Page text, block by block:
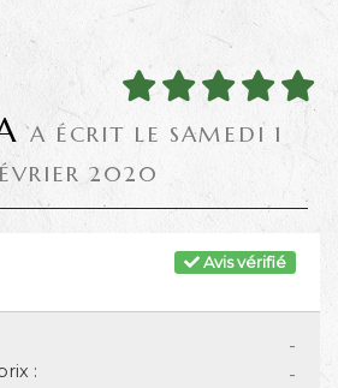
A ÉCRIT LE SAMEDI 1
2020
Avis vérifié
-
-
: